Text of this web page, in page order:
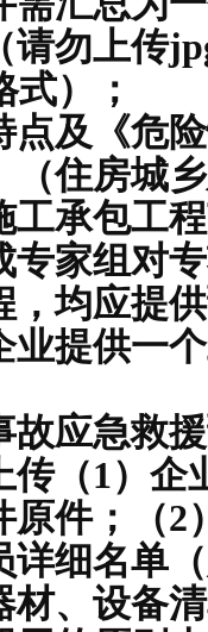
请勿上传
）；
及《危
（住房城
工承包工
专家组对
，均应提
业提供一
故应急救
传（1）企
原件；（2
详细名单
材、设备